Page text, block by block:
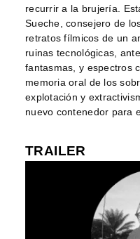
recurrir a la brujería.
Sueche, consejero de
retratos fílmicos de un
ruinas tecnológicas,
fantasmas, y espectros
memoria oral de los
explotación y
nuevo contenedor para
TRAILER